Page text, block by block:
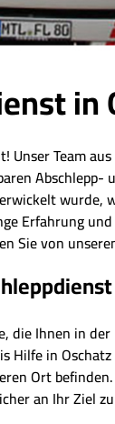
in
Team
Erfahrung
Sie von
die Ihnen in
Hilfe in
Ort
an Ihr Ziel